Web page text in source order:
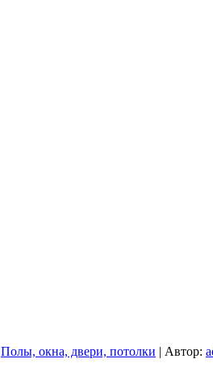
Полы, окна, двери, потолки | Автор: